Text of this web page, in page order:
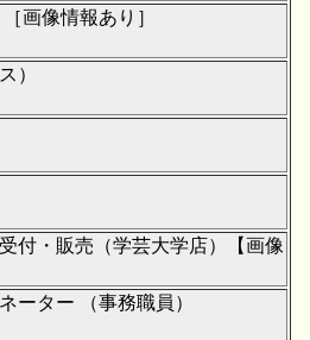
画像情報あり］
）
付・販売（学芸大学店）【画像
ーター （事務職員）